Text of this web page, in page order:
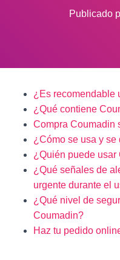
Publicado
¿Es recomendable
¿Qué contiene
Compra Coumadin
¿Cómo se usa y
¿Quién puede
¿Qué señales de
urgente durante el
¿Qué nivel de
Coumadin?
Haz tu pedido